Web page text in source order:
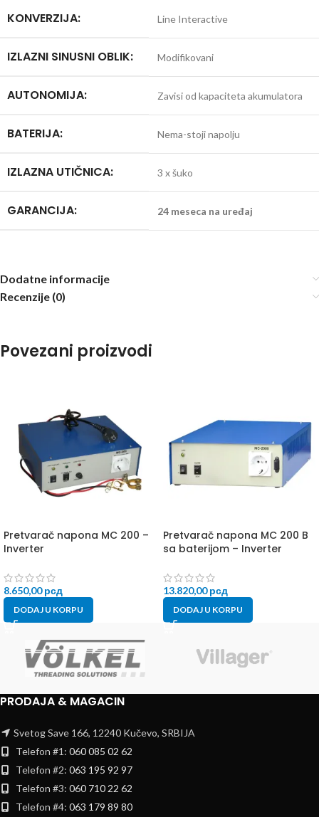
KONVERZIJA: Line Interactive
IZLAZNI SINUSNI OBLIK: Modifikovani
AUTONOMIJA: Zavisi od kapaciteta akumulatora
BATERIJA: Nema-stoji napolju
IZLAZNA UTIČNICA: 3 x šuko
GARANCIJA: 24 meseca na uređaj
Dodatne informacije
Recenzije (0)
Povezani proizvodi
Pretvarač napona MC 200 –
Inverter
8.650,00рсд
DODAJ U KORPU
Pretvarač napona MC 200 B
sa baterijom – Inverter
13.820,00рсд
DODAJ U KORPU
PRODAJA & MAGACIN
Svetog Save 166, 12240 Kučevo, SRBIJA
Telefon #1: 060 085 02 62
Telefon #2: 063 195 92 97
Telefon #3: 060 710 22 62
Telefon #4: 063 179 89 80